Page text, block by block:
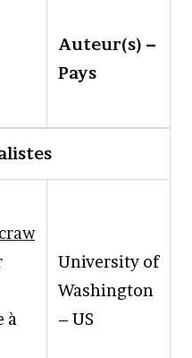
Auteur(s) –
Pays
à
University of
Washington
– US